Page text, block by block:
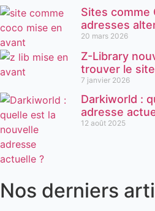
Sites comme
adresses
20 mars 2026
Z-Library
trouver le
7 janvier 2026
Darkiworld :
adresse
12 août 2025
Nos derniers